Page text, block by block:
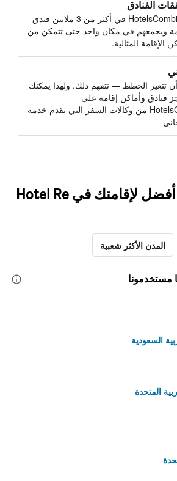
الفنادق
يبحث HotelsCombined في أكثر من 3 ملايين فندق
ويجمعهم في مكان واحد حتى تتمكن من
الإقامة المثالية.
تتغير الخطط — نتفهم ذلك. ولهذا يمكنك
فنادق وأماكن إقامة على
HotelsCombined من وكالات السفر التي تقدم خدمة
اعثر على نتائج أفضل لإقامتك في Hotel Re
المدن الأكثر شعبية
مستخدمونا
السعودية
المتحدة